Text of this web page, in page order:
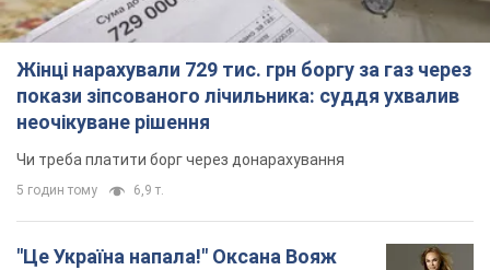
Жінці нарахували 729 тис. грн боргу за газ через
покази зіпсованого лічильника: суддя ухвалив
неочікуване рішення
Чи треба платити борг через донарахування
5 годин тому 6,9 т.
"Це Україна напала!" Оксана Вояж